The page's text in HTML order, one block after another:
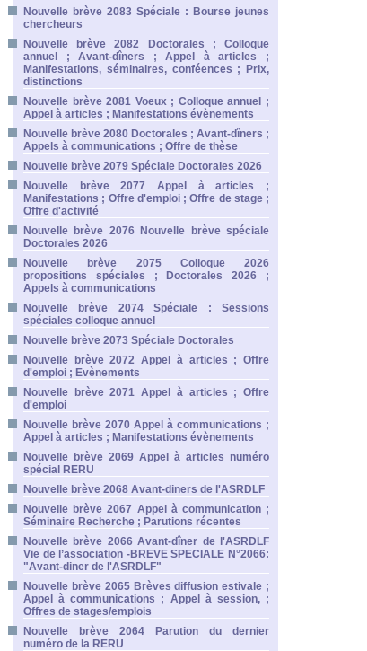
Nouvelle brève 2083 Spéciale : Bourse jeunes
chercheurs
Nouvelle brève 2082 Doctorales ; Colloque
annuel ; Avant-dîners ; Appel à articles ;
Manifestations, séminaires, conféences ; Prix,
distinctions
Nouvelle brève 2081 Voeux ; Colloque annuel ;
Appel à articles ; Manifestations évènements
Nouvelle brève 2080 Doctorales ; Avant-dîners ;
Appels à communications ; Offre de thèse
Nouvelle brève 2079 Spéciale Doctorales 2026
Nouvelle brève 2077 Appel à articles ;
Manifestations ; Offre d'emploi ; Offre de stage ;
Offre d'activité
Nouvelle brève 2076 Nouvelle brève spéciale
Doctorales 2026
Nouvelle brève 2075 Colloque 2026
propositions spéciales ; Doctorales 2026 ;
Appels à communications
Nouvelle brève 2074 Spéciale : Sessions
spéciales colloque annuel
Nouvelle brève 2073 Spéciale Doctorales
Nouvelle brève 2072 Appel à articles ; Offre
d'emploi ; Evènements
Nouvelle brève 2071 Appel à articles ; Offre
d'emploi
Nouvelle brève 2070 Appel à communications ;
Appel à articles ; Manifestations évènements
Nouvelle brève 2069 Appel à articles numéro
spécial RERU
Nouvelle brève 2068 Avant-diners de l'ASRDLF
Nouvelle brève 2067 Appel à communication ;
Séminaire Recherche ; Parutions récentes
Nouvelle brève 2066 Avant-dîner de l'ASRDLF
Vie de l’association -BREVE SPECIALE N°2066:
"Avant-diner de l'ASRDLF"
Nouvelle brève 2065 Brèves diffusion estivale ;
Appel à communications ; Appel à session, ;
Offres de stages/emplois
Nouvelle brève 2064 Parution du dernier
numéro de la RERU